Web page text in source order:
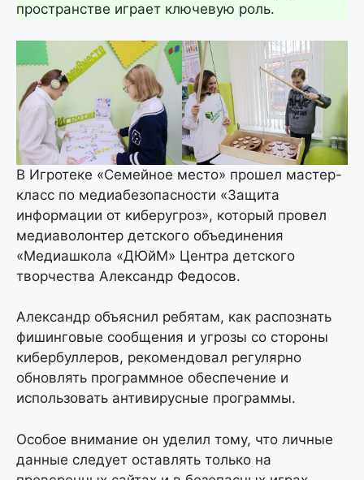
пространстве играет ключевую роль.
В Игротеке «Семейное место» прошел мастер-
класс по медиабезопасности «Защита
информации от киберугроз», который провел
медиаволонтер детского объединения
«Медиашкола «ДЮйМ» Центра детского
творчества Александр Федосов.
Александр объяснил ребятам, как распознать
фишинговые сообщения и угрозы со стороны
кибербуллеров, рекомендовал регулярно
обновлять программное обеспечение и
использовать антивирусные программы.
Особое внимание он уделил тому, что личные
данные следует оставлять только на